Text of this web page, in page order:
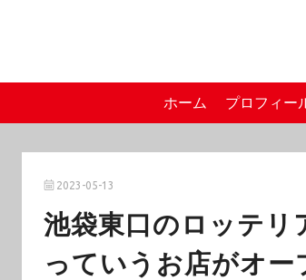
ホーム プロフィー
2023-05-13
池袋東口のロッテリ
っていうお店がオー